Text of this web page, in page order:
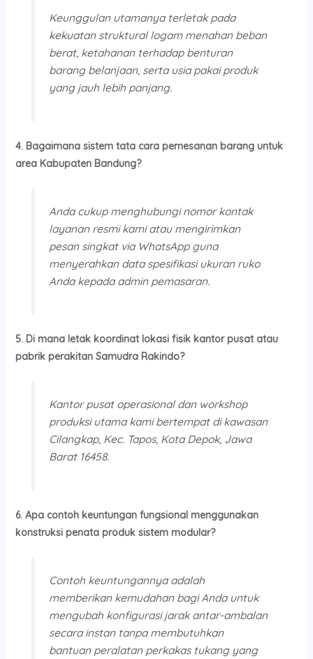
Keunggulan utamanya terletak pada
kekuatan struktural logam menahan beban
berat, ketahanan terhadap benturan
barang belanjaan, serta usia pakai produk
yang jauh lebih panjang.
4. Bagaimana sistem tata cara pemesanan barang untuk
area Kabupaten Bandung?
Anda cukup menghubungi nomor kontak
layanan resmi kami atau mengirimkan
pesan singkat via WhatsApp guna
menyerahkan data spesifikasi ukuran ruko
Anda kepada admin pemasaran.
5. Di mana letak koordinat lokasi fisik kantor pusat atau
pabrik perakitan Samudra Rakindo?
Kantor pusat operasional dan workshop
produksi utama kami bertempat di kawasan
Cilangkap, Kec. Tapos, Kota Depok, Jawa
Barat 16458.
6. Apa contoh keuntungan fungsional menggunakan
konstruksi penata produk sistem modular?
Contoh keuntungannya adalah
memberikan kemudahan bagi Anda untuk
mengubah konfigurasi jarak antar-ambalan
secara instan tanpa membutuhkan
bantuan peralatan perkakas tukang yang